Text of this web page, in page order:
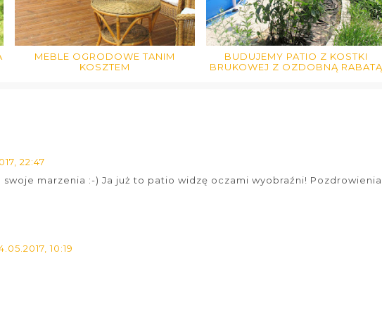
MEBLE OGRODOWE TANIM
KOSZTEM
BUDUJEMY PATIO Z KOSTKI
BRUKOWEJ Z OZDOBNĄ RABATĄ
22:47
marzenia :-) Ja już to patio widzę oczami wyobraźni!
10:19